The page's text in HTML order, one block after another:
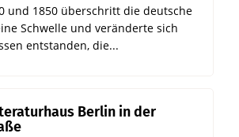
und 1850 überschritt die deutsche
Schwelle und veränderte sich
entstanden, die...
Berlin in der